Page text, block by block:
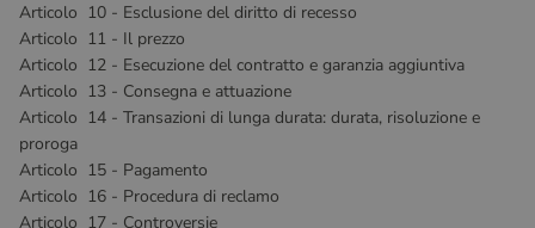
Articolo 10 - Esclusione del diritto di recesso
Articolo 11 - Il prezzo
Articolo 12 - Esecuzione del contratto e garanzia aggiuntiva
Articolo 13 - Consegna e attuazione
Articolo 14 - Transazioni di lunga durata: durata, risoluzione e
proroga
Articolo 15 - Pagamento
Articolo 16 - Procedura di reclamo
Articolo 17 - Controversie